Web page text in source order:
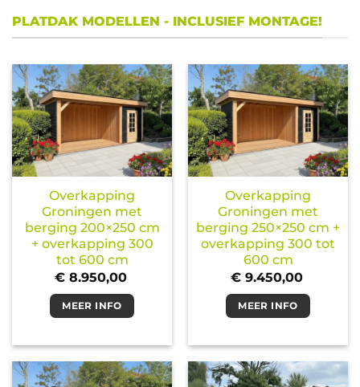
PLATDAK MODELLEN - INCLUSIEF MONTAGE!
Overkapping
Groningen met
berging 200×250 cm
+ overkapping 300
tot 600 cm
€8.950,00
MEER INFO
Overkapping
Groningen met
berging 250×250 cm +
overkapping 300 tot
600 cm
€9.450,00
MEER INFO